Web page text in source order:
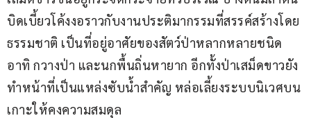
บิดเบี้ยวโค้งงอราวกับงานประติมากรรมที่สรรค์สร้างโดย
ธรรมชาติ เป็นที่อยู่อาศัยของสัตว์ป่าหลากหลายชนิด
อาทิ กวางป่า และนกพื้นถิ่นหายาก อีกทั้งป่าเสม็ดขาวยัง
ทำหน้าที่เป็นแหล่งซับน้ำสำคัญ หล่อเลี้ยงระบบนิเวศบน
เกาะให้คงความสมดุล